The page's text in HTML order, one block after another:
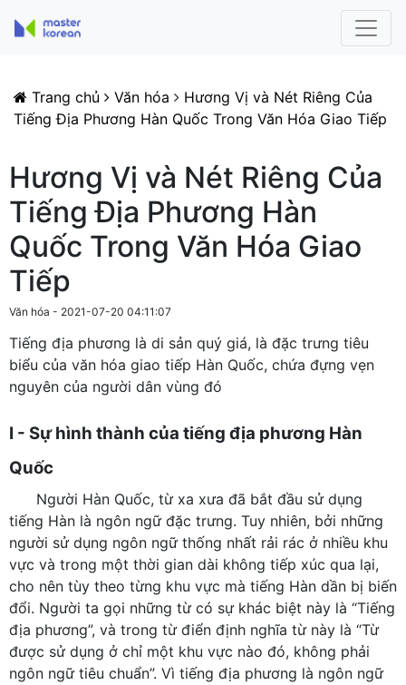
Trang chủ Văn hóa
Hương Vị và Nét Riêng Của
Tiếng Địa Phương Hàn Quốc Trong Văn Hóa Giao Tiếp
Hương Vị và Nét Riêng Của
Tiếng Địa Phương Hàn
Quốc Trong Văn Hóa Giao
Tiếp
Văn hóa - 2021-07-20 04:11:07
Tiếng địa phương là di sản quý giá, là đặc trưng tiêu
biểu của văn hóa giao tiếp Hàn Quốc, chứa đựng vẹn
nguyên của người dân vùng đó
I - Sự hình thành của tiếng địa phương Hàn
Quốc
Người Hàn Quốc, từ xa xưa đã bắt đầu sử dụng
tiếng Hàn là ngôn ngữ đặc trưng. Tuy nhiên, bởi những
người sử dụng ngôn ngữ thống nhất rải rác ở nhiều khu
vực và trong một thời gian dài không tiếp xúc qua lại,
cho nên tùy theo từng khu vực mà tiếng Hàn dần bị biến
đổi. Người ta gọi những từ có sự khác biệt này là “Tiếng
địa phương”, và trong từ điển định nghĩa từ này là “Từ
được sử dụng ở chỉ một khu vực nào đó, không phải
ngôn ngữ tiêu chuẩn”. Vì tiếng địa phương là ngôn ngữ